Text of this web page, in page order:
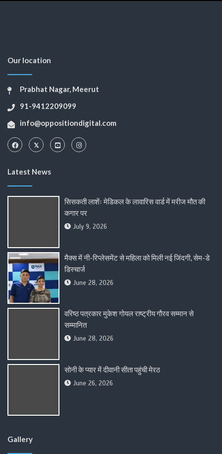
Our location
Prabhat Nagar, Meerut
91-9412209099
info@oppositiondigital.com
Latest News
सिसकती लाशेंः मेडिकल के लावारिस वार्ड में मरीज मौत की
कगार पर
July 9, 2026
मैक्स में नी-रिप्लेसमेंट से महिला को मिली नई जिंदगी, सेम-डे
डिस्चार्ज
June 28, 2026
वरिष्ठ पत्रकार मुकेश गोयल राष्ट्रीय गौरव सम्मान से
सम्मानित
June 28, 2026
सोनी के प्यार में दीवानी सीता पहुंची मेरठ
June 26, 2026
Gallery